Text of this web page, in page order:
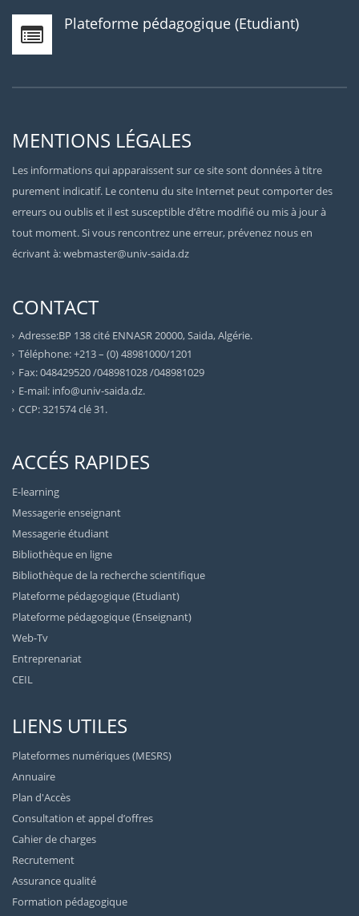
Plateforme pédagogique (Etudiant)
MENTIONS LÉGALES
Les informations qui apparaissent sur ce site sont données à titre
purement indicatif. Le contenu du site Internet peut comporter des
erreurs ou oublis et il est susceptible d’être modifié ou mis à jour à
tout moment. Si vous rencontrez une erreur, prévenez nous en
écrivant à: webmaster@univ-saida.dz
CONTACT
Adresse:BP 138 cité ENNASR 20000, Saida, Algérie.
Téléphone: +213 – (0) 48981000/1201
Fax: 048429520 /048981028 /048981029
E-mail: info@univ-saida.dz.
CCP: 321574 clé 31.
ACCÉS RAPIDES
E-learning
Messagerie enseignant
Messagerie étudiant
Bibliothèque en ligne
Bibliothèque de la recherche scientifique
Plateforme pédagogique (Etudiant)
Plateforme pédagogique (Enseignant)
Web-Tv
Entreprenariat
CEIL
LIENS UTILES
Plateformes numériques (MESRS)
Annuaire
Plan d'Accès
Consultation et appel d’offres
Cahier de charges
Recrutement
Assurance qualité
Formation pédagogique